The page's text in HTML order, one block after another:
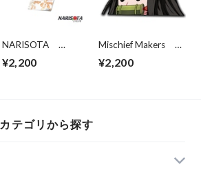
NARISOTA
DEVILUKE
¥2,200
Mischief Makers
¥2,200
カテゴリから探す